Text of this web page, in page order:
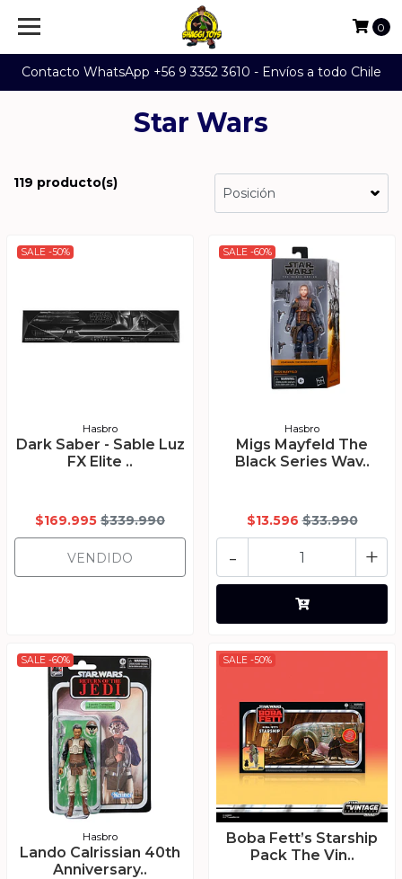
Contacto WhatsApp +56 9 3352 3610 - Envíos a todo Chile
0
Star Wars
119 producto(s)
SALE -50%
Hasbro
Dark Saber - Sable Luz
FX Elite ..
$169.995 $339.990
VENDIDO
SALE -60%
Hasbro
Migs Mayfeld The
Black Series Wav..
$13.596 $33.990
+
-
SALE -60%
Hasbro
Lando Calrissian 40th
Anniversary..
SALE -50%
Boba Fett’s Starship
Pack The Vin..